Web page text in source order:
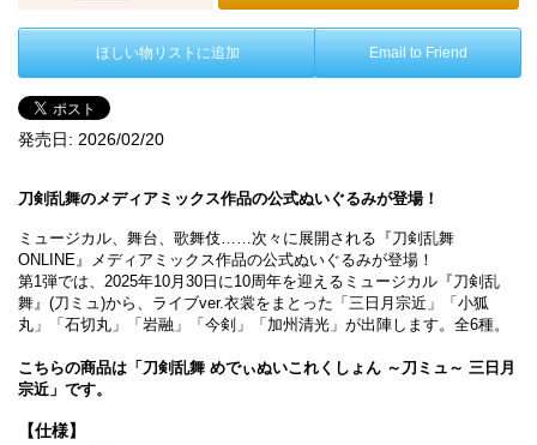
ほしい物リストに追加 Email to Friend
発売日: 2026/02/20
刀剣乱舞のメディアミックス作品の公式ぬいぐるみが登場！
ミュージカル、舞台、歌舞伎……次々に展開される『刀剣乱舞
ONLINE』メディアミックス作品の公式ぬいぐるみが登場！
第1弾では、2025年10月30日に10周年を迎えるミュージカル『刀剣乱
舞』(刀ミュ)から、ライブver.衣裳をまとった「三日月宗近」「小狐
丸」「石切丸」「岩融」「今剣」「加州清光」が出陣します。全6種。
こちらの商品は「刀剣乱舞 めでぃぬいこれくしょん ～刀ミュ～ 三日月
宗近」です。
【仕様】